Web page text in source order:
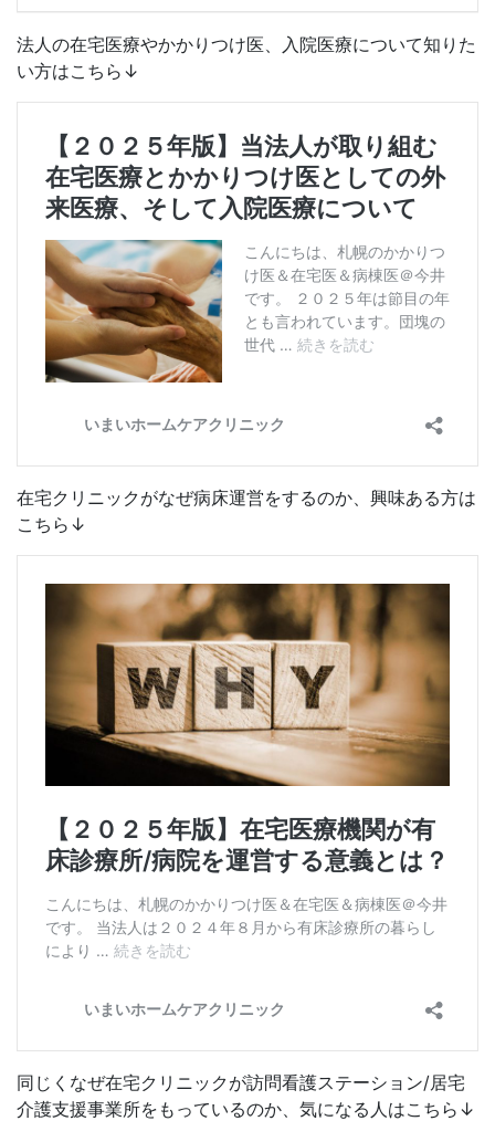
法人の在宅医療やかかりつけ医、入院医療について知りた
い方はこちら↓
在宅クリニックがなぜ病床運営をするのか、興味ある方は
こちら↓
同じくなぜ在宅クリニックが訪問看護ステーション/居宅
介護支援事業所をもっているのか、気になる人はこちら↓